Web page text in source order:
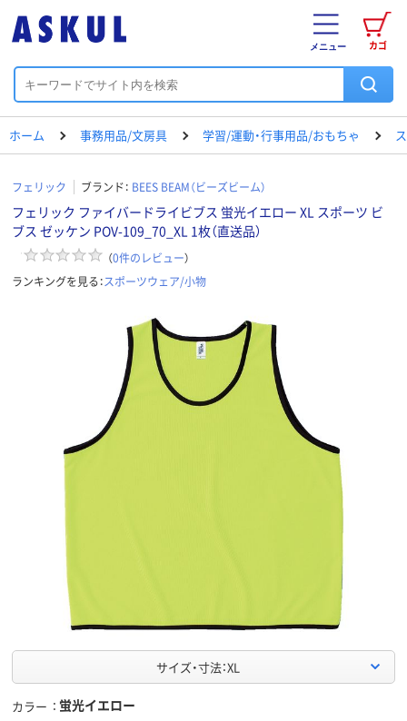
カゴ
メニュー
ホーム 事務用品/文房具 学習/運動・行事用品/おもちゃ
フェリック ブランド： BEES BEAM（ビーズビーム）
フェリック ファイバードライビブス 蛍光イエロー XL スポーツ ビ
ブス ゼッケン POV-109_70_XL 1枚（直送品）
（0件のレビュー）
ランキングを見る：スポーツウェア/小物
サイズ・寸法：XL
カラー 蛍光イエロー